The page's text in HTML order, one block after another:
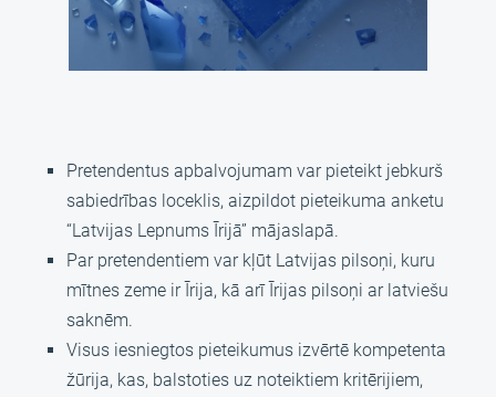
Pretendentus apbalvojumam var pieteikt jebkurš
sabiedrības loceklis, aizpildot pieteikuma anketu
“Latvijas Lepnums Īrijā” mājaslapā.
Par pretendentiem var kļūt Latvijas pilsoņi, kuru
mītnes zeme ir Īrija, kā arī Īrijas pilsoņi ar latviešu
saknēm.
Visus iesniegtos pieteikumus izvērtē kompetenta
žūrija, kas, balstoties uz noteiktiem kritērijiem,